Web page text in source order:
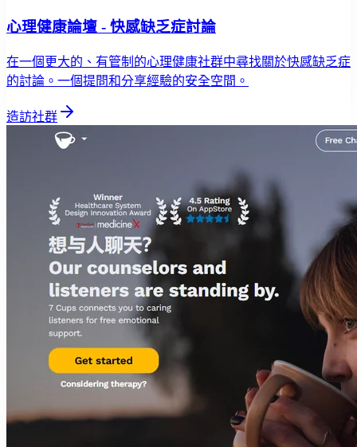
心理健康論壇 - 快感缺乏症討論
在一個更大的、有管制的心理健康社群中尋找關於快感缺乏症
的討論。一個提問和分享經驗的安全空間。
造訪社群